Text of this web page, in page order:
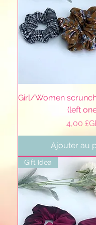
Girl/Women
(left
Prix
4,00
Ajouter au
Gift Idea